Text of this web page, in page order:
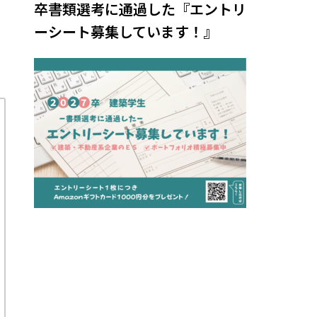
卒書類選考に通過した『エントリ
ーシート募集しています！』